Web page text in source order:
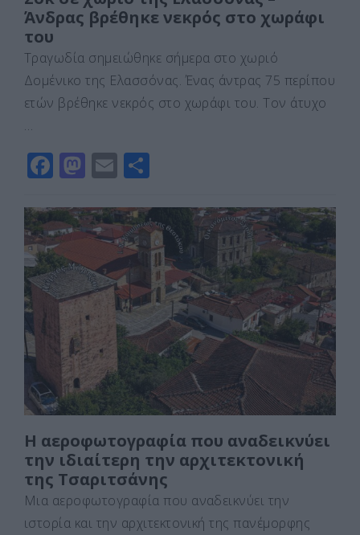
Άνδρας βρέθηκε νεκρός στο χωράφι
του
Τραγωδία σημειώθηκε σήμερα στο χωριό
Δομένικο της Ελασσόνας. Ένας άντρας 75 περίπου
ετών βρέθηκε νεκρός στο χωράφι του. Τον άτυχο
…
F
c
e
b
o
o
k
M
st
o
d
o
n
E
ai
l
ρ
α
σ
τε
ίτ
ε
Η αεροφωτογραφία που αναδεικνύει
την ιδιαίτερη την αρχιτεκτονική
της Τσαριτσάνης
Μια αεροφωτογραφία που αναδεικνύει την
ιστορία και την αρχιτεκτονική της πανέμορφης